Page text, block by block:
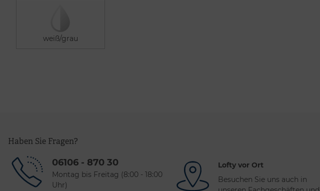
Haben Sie Fragen?
06106 - 870 30
Montag bis Freitag (8:00 - 18:00
Uhr)
Lofty vor Ort
Besuchen Sie uns auch in